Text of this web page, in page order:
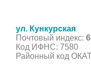
ул. Кункурская
Почтовый индекс:
Код ИФНС: 7580
Районный код